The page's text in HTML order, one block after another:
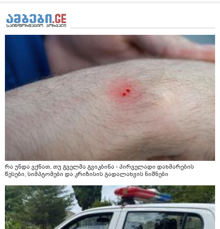
რა უნდა ვქნათ, თუ გველმა გვიკბინა - პირველადი დახმარების
წესები, სიმპტომები და კრიზისის გადალახვის ნიშნები